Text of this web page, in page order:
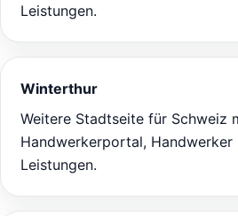
Leistungen.
Winterthur
Weitere Stadtseite für Schweiz
Handwerkerportal, Handwerker
Leistungen.